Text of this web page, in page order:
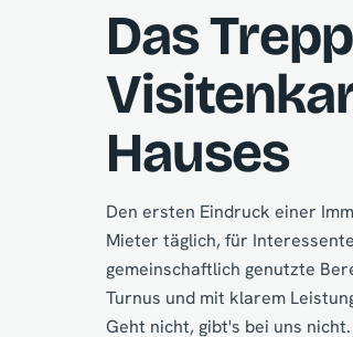
Das
Hauses
Den ersten Eindruck einer
Mieter täglich, für
gemeinschaftlich genutzte
Turnus und mit klarem
Geht nicht, gibt's bei uns nicht.